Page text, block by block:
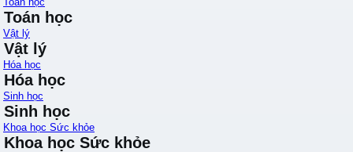
Toán học
Vật lý
Vật lý
Hóa học
Hóa học
Sinh học
Sinh học
Khoa học Sức khỏe
Khoa học Sức khỏe